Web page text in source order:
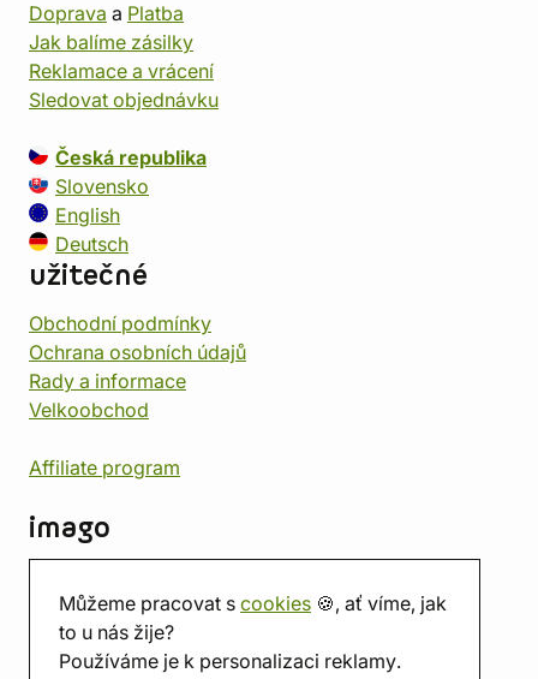
Můžeme pracovat s cookies 🍪, ať víme, jak
to u nás žije?
Používáme je k personalizaci reklamy.
Doprava a Platba
Jak balíme zásilky
Reklamace a vrácení
Sledovat objednávku
Česká republika
Slovensko
English
Deutsch
užitečné
Obchodní podmínky
Ochrana osobních údajů
Rady a informace
Velkoobchod
Affiliate program
imago
Prodejna
Herna
O nás